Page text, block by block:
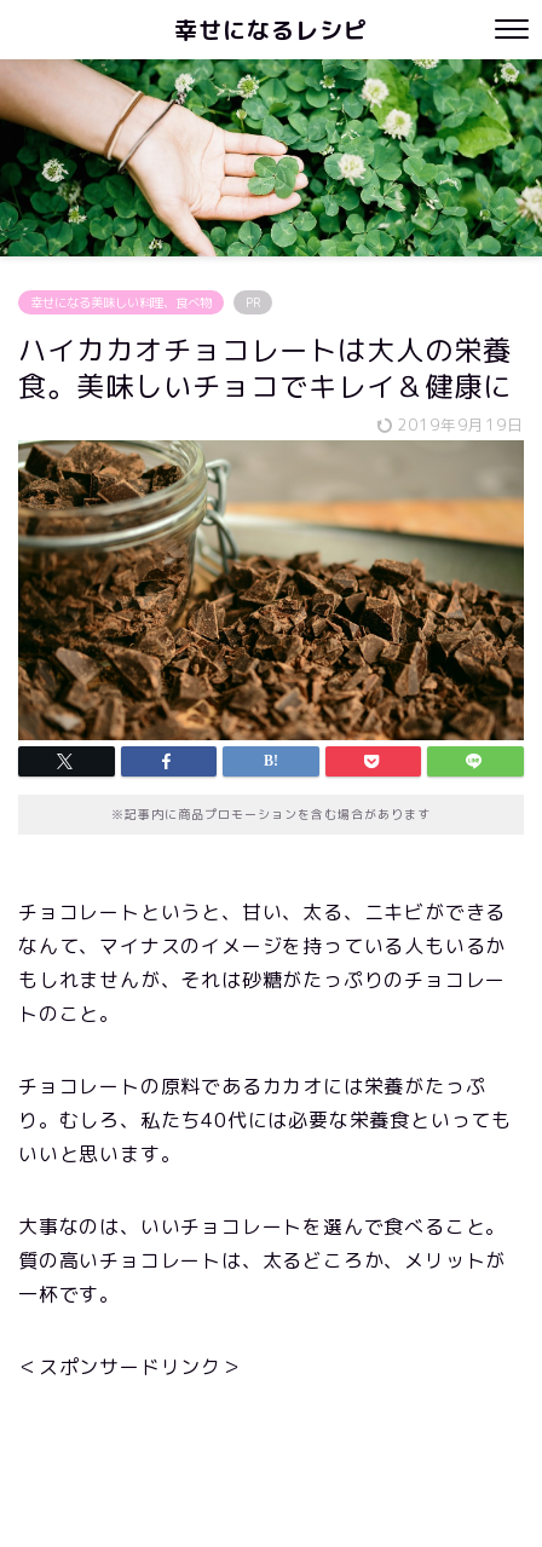
幸せになるレシピ
幸せになる美味しい料理、食べ物 PR
ハイカカオチョコレートは大人の栄養
食。美味しいチョコでキレイ＆健康に
2019年9月19日
※記事内に商品プロモーションを含む場合があります
チョコレートというと、甘い、太る、ニキビができる
なんて、マイナスのイメージを持っている人もいるか
もしれませんが、それは砂糖がたっぷりのチョコレー
トのこと。
チョコレートの原料であるカカオには栄養がたっぷ
り。むしろ、私たち40代には必要な栄養食といっても
いいと思います。
大事なのは、いいチョコレートを選んで食べること。
質の高いチョコレートは、太るどころか、メリットが
一杯です。
＜スポンサードリンク＞